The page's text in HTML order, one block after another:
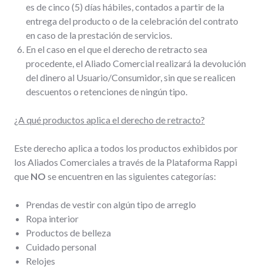
es de cinco (5) días hábiles, contados a partir de la
entrega del producto o de la celebración del contrato
en caso de la prestación de servicios.
En el caso en el que el derecho de retracto sea
procedente, el Aliado Comercial realizará la devolución
del dinero al Usuario/Consumidor, sin que se realicen
descuentos o retenciones de ningún tipo.
¿A qué productos aplica el derecho de retracto?
Este derecho aplica a todos los productos exhibidos por
los Aliados Comerciales a través de la Plataforma Rappi
que NO se encuentren en las siguientes categorías:
Prendas de vestir con algún tipo de arreglo
Ropa interior
Productos de belleza
Cuidado personal
Relojes